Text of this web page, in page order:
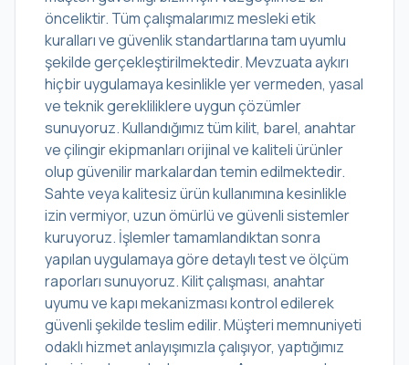
önceliktir. Tüm çalışmalarımız mesleki etik
kuralları ve güvenlik standartlarına tam uyumlu
şekilde gerçekleştirilmektedir. Mevzuata aykırı
hiçbir uygulamaya kesinlikle yer vermeden, yasal
ve teknik gerekliliklere uygun çözümler
sunuyoruz. Kullandığımız tüm kilit, barel, anahtar
ve çilingir ekipmanları orijinal ve kaliteli ürünler
olup güvenilir markalardan temin edilmektedir.
Sahte veya kalitesiz ürün kullanımına kesinlikle
izin vermiyor, uzun ömürlü ve güvenli sistemler
kuruyoruz. İşlemler tamamlandıktan sonra
yapılan uygulamaya göre detaylı test ve ölçüm
raporları sunuyoruz. Kilit çalışması, anahtar
uyumu ve kapı mekanizması kontrol edilerek
güvenli şekilde teslim edilir. Müşteri memnuniyeti
odaklı hizmet anlayışımızla çalışıyor, yaptığımız